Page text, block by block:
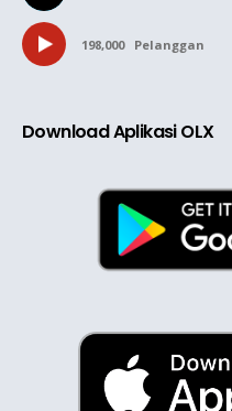
198,000 Pelanggan
Download Aplikasi OLX